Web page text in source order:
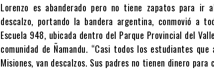
Lorenzo es abanderado pero no tiene zapatos para ir
descalzo, portando la bandera argentina, conmovió a
Escuela 948, ubicada dentro del Parque Provincial del
comunidad de Ñamandu. “Casi todos los estudiantes
Misiones, van descalzos. Sus padres no tienen dinero para